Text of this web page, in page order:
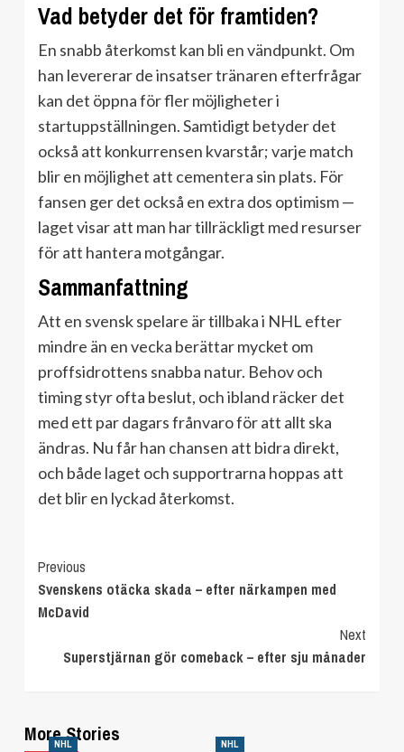
Vad betyder det för framtiden?
En snabb återkomst kan bli en vändpunkt. Om
han levererar de insatser tränaren efterfrågar
kan det öppna för fler möjligheter i
startuppställningen. Samtidigt betyder det
också att konkurrensen kvarstår; varje match
blir en möjlighet att cementera sin plats. För
fansen ger det också en extra dos optimism —
laget visar att man har tillräckligt med resurser
för att hantera motgångar.
Sammanfattning
Att en svensk spelare är tillbaka i NHL efter
mindre än en vecka berättar mycket om
proffsidrottens snabba natur. Behov och
timing styr ofta beslut, och ibland räcker det
med ett par dagars frånvaro för att allt ska
ändras. Nu får han chansen att bidra direkt,
och både laget och supportrarna hoppas att
det blir en lyckad återkomst.
Continue
Reading
Previous
Svenskens otäcka skada – efter närkampen med
McDavid
Next
Superstjärnan gör comeback – efter sju månader
More Stories
NHL NHL